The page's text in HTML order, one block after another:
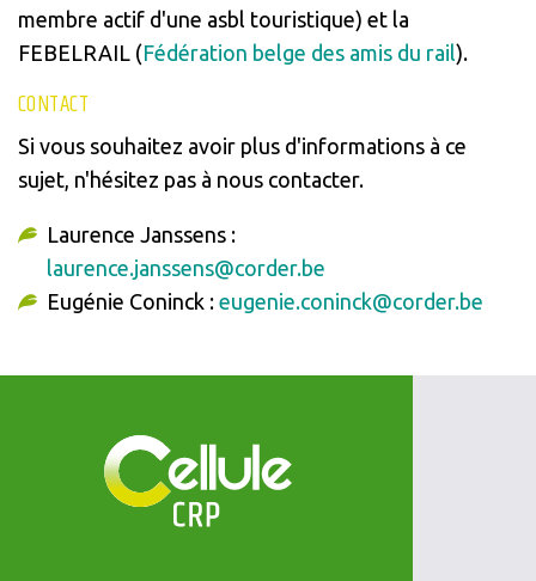
membre actif d'une asbl touristique) et la
FEBELRAIL (Fédération belge des amis du rail).
CONTACT
Si vous souhaitez avoir plus d'informations à ce
sujet, n'hésitez pas à nous contacter.
Laurence Janssens :
laurence.janssens@corder.be
Eugénie Coninck : eugenie.coninck@corder.be